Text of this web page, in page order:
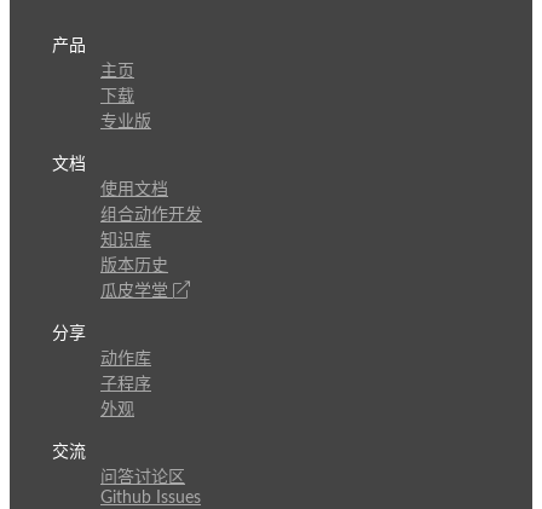
产品
主页
下载
专业版
文档
使用文档
组合动作开发
知识库
版本历史
瓜皮学堂
分享
动作库
子程序
外观
交流
问答讨论区
Github Issues